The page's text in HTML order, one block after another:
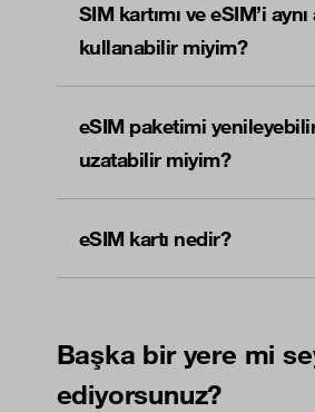
SIM kartımı ve eSIM’i
kullanabilir miyim?
eSIM paketimi
uzatabilir miyim?
eSIM kartı nedir?
Başka bir yere mi
ediyorsunuz?